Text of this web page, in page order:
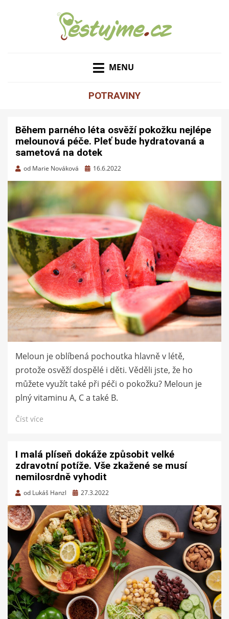
MENU
POTRAVINY
Během parného léta osvěží pokožku nejlépe
melounová péče. Pleť bude hydratovaná a
sametová na dotek
od Marie Nováková
Zveřejněno
16.6.2022
Meloun je oblíbená pochoutka hlavně v létě,
protože osvěží dospělé i děti. Věděli jste, že ho
můžete využít také při péči o pokožku? Meloun je
plný vitaminu A, C a také B.
Číst více
I malá plíseň dokáže způsobit velké
zdravotní potíže. Vše zkažené se musí
nemilosrdně vyhodit
od Lukáš Hanzl
Zveřejněno
27.3.2022